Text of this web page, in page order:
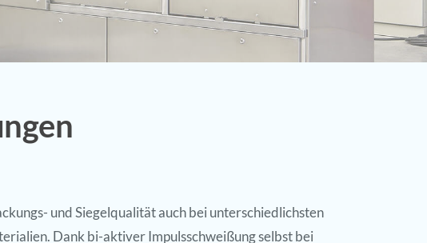
und Siegelqualität auch bei unterschiedlichsten
Dank bi-aktiver Impulsschweißung selbst bei